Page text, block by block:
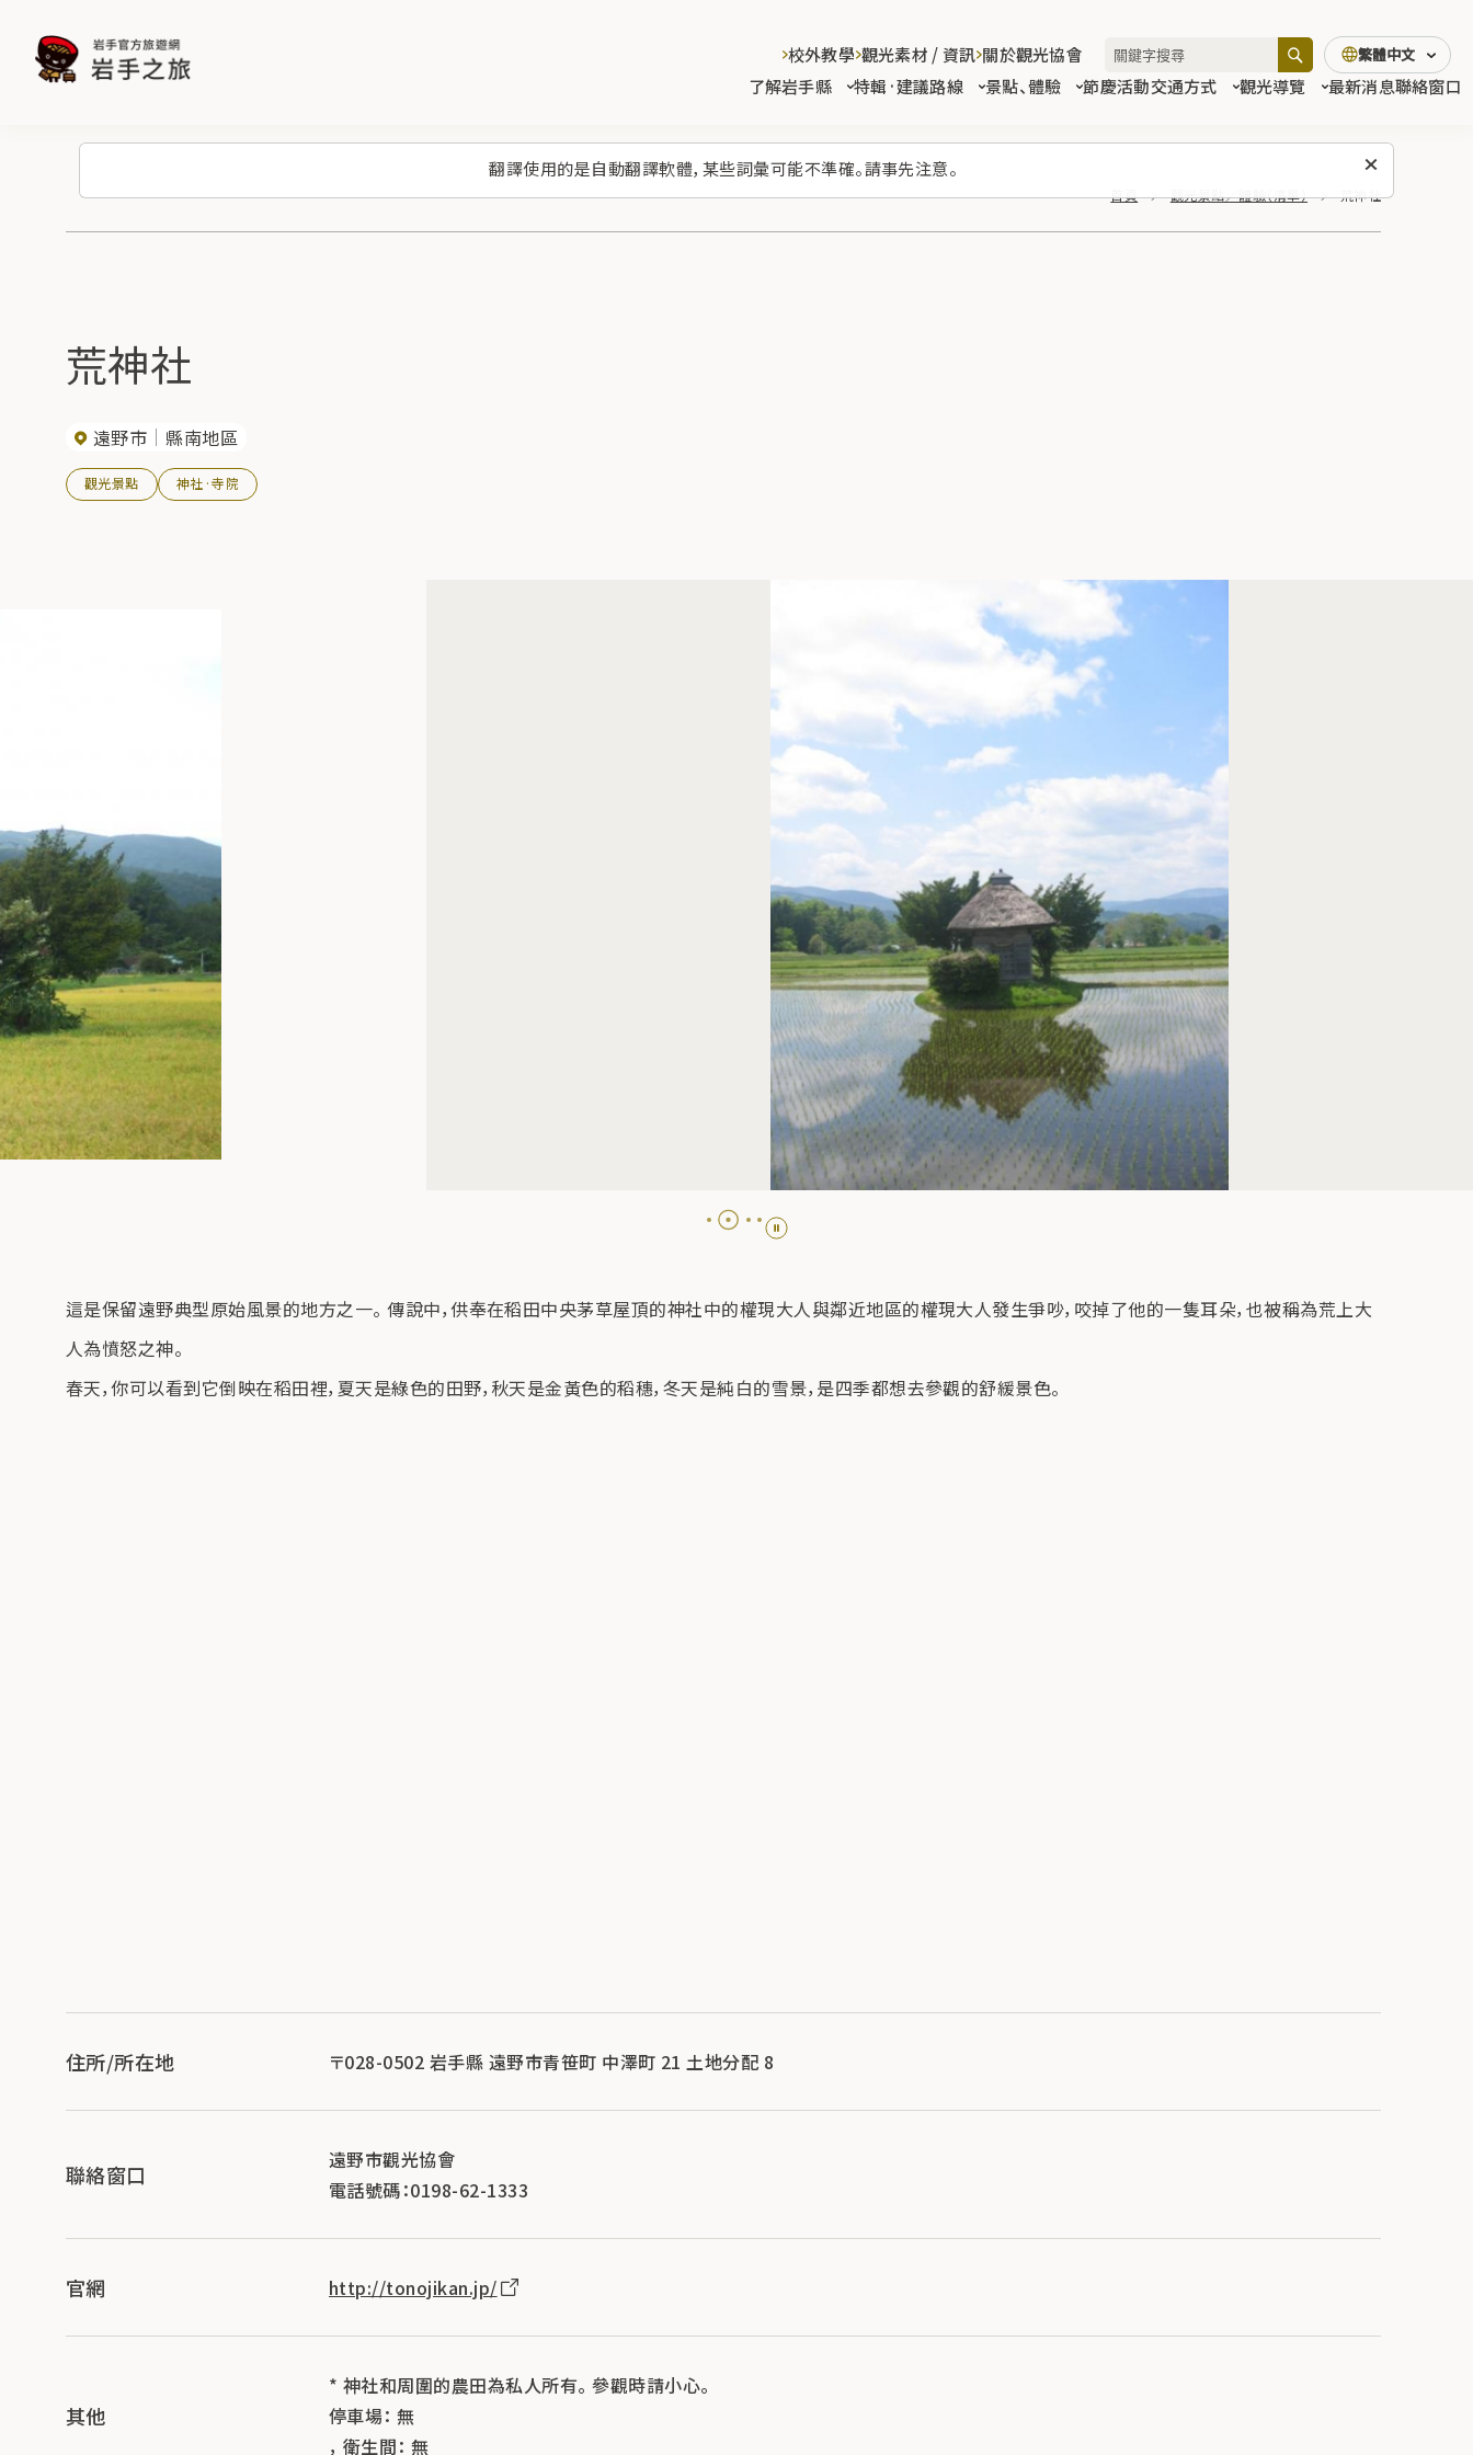
翻譯使用的是自動翻譯軟體，某些詞彙可能不準確。請事先注意。
了解岩手縣 特輯·建議路線 景點、體驗 節慶活動交通方式 觀光導覽 最新消息聯絡窗口
校外教學 觀光素材 / 資訊 關於觀光協會 繁體中文
首頁 觀光景點／體驗（清單） 荒神社
荒神社
遠野市 縣南地區
觀光景點 神社·寺院
這是保留遠野典型原始風景的地方之一。 傳說中，供奉在稻田中央茅草屋頂的神社中的權現大人與鄰近地區的權現大人發生爭吵，咬掉了他的一隻耳朵，也被稱為荒上大
人為憤怒之神。
春天，你可以看到它倒映在稻田裡，夏天是綠色的田野，秋天是金黃色的稻穗，冬天是純白的雪景，是四季都想去參觀的舒緩景色。
住所/所在地 〒028-0502 岩手縣 遠野市青笹町 中澤町 21 土地分配 8
聯絡窗口
遠野市觀光協會
電話號碼：0198-62-1333
官網 http://tonojikan.jp/
其他
* 神社和周圍的農田為私人所有。 參觀時請小心。
停車場： 無
， 衛生間： 無